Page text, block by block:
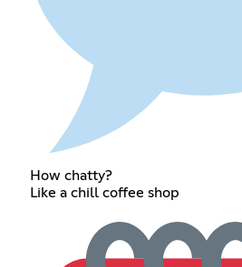
How chatty?
Like a chill coffee shop